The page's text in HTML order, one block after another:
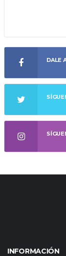
DALE
INFORMACIÓN